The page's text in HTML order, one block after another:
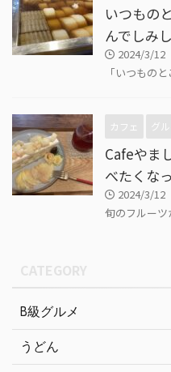
いつもの
んでしみ
2024/3/12
「いつもの
カフェ グ
Cafeやま
べたくな
2024/3/12
旬のフルーツ
B級グルメ
うどん